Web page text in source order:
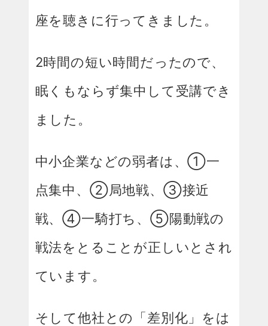
座を聴きに行ってきました。
2時間の短い時間だったので、
眠くもならず集中して受講でき
ました。
中小企業などの弱者は、①一
点集中、②局地戦、③接近
戦、④一騎打ち、⑤陽動戦の
戦法をとることが正しいとされ
ています。
そして他社との「差別化」をは